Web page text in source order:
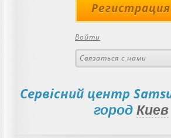
Регистрация
Войти
Связаться с нами
Сервісний центр
город Киев